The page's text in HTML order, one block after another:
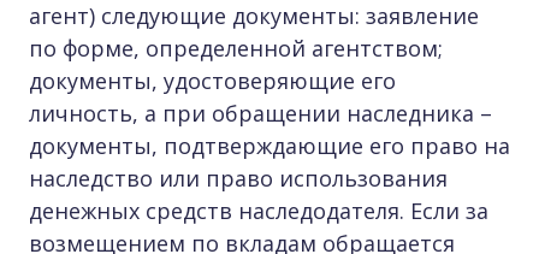
агент) следующие документы: заявление
по форме, определенной агентством;
документы, удостоверяющие его
личность, а при обращении наследника –
документы, подтверждающие его право на
наследство или право использования
денежных средств наследодателя. Если за
возмещением по вкладам обращается